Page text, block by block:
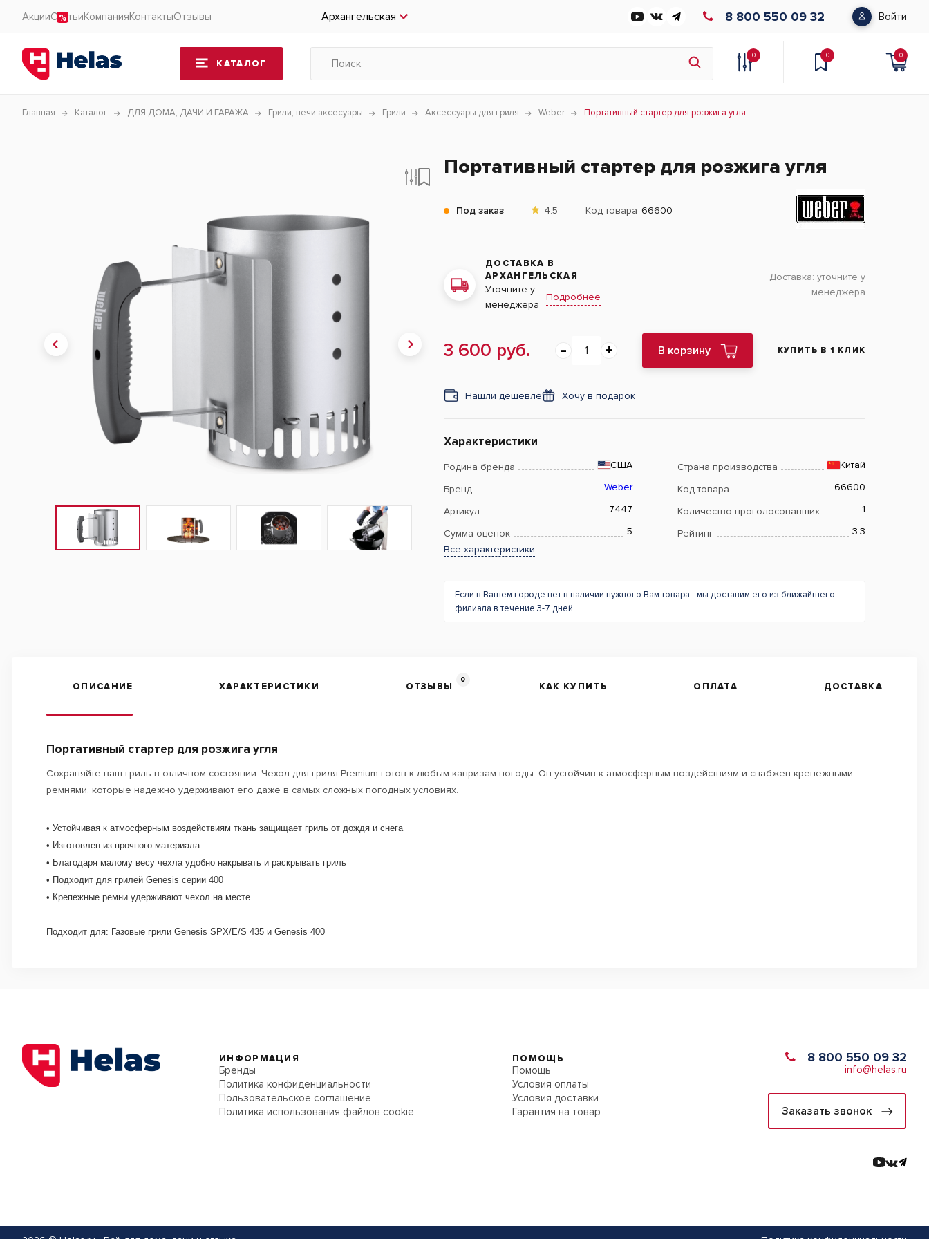
АкцииСтатьиКомпанияКонтактыОтзывы Архангельская 8 800 550 09 32 Войти
КАТАЛОГ
0 0 0
Главная Каталог ДЛЯ ДОМА, ДАЧИ И ГАРАЖА Грили, печи аксесуары Грили Аксессуары для гриля Weber Портативный стартер для розжига угля
Портативный стартер для розжига угля
Под заказ 4.5 Код товара 66600
ДОСТАВКА В
АРХАНГЕЛЬСКАЯ
Уточните у
менеджера
Подробнее
Доставка: уточните у
менеджера
3 600 руб. В корзину КУПИТЬ В 1 КЛИК
Нашли дешевле Хочу в подарок
Характеристики
Родина бренда США Страна производства Китай
Бренд Weber Код товара 66600
Артикул 7447 Количество проголосовавших 1
Сумма оценок 5 Рейтинг
3.3
Все характеристики
Если в Вашем городе нет в наличии нужного Вам товара - мы доставим его из ближайшего
филиала в течение 3-7 дней
ОПИСАНИЕ ХАРАКТЕРИСТИКИ ОТЗЫВЫ
0
КАК КУПИТЬ ОПЛАТА ДОСТАВКА
Портативный стартер для розжига угля
Сохраняйте ваш гриль в отличном состоянии. Чехол для гриля Premium готов к любым капризам погоды. Он устойчив к атмосферным воздействиям и снабжен крепежными
ремнями, которые надежно удерживают его даже в самых сложных погодных условиях.​ ​
• Устойчивая к атмосферным воздействиям ткань защищает гриль от дождя и снега​
• Изготовлен из прочного материала​
• Благодаря малому весу чехла удобно накрывать и раскрывать гриль
• Подходит для грилей Genesis серии 400​
• Крепежные ремни удерживают чехол на месте
Подходит для: Газовые грили Genesis SPX/E/S 435 и Genesis 400
ИНФОРМАЦИЯ
Бренды
Политика конфиденциальности
Пользовательское соглашение
Политика использования файлов cookie
ПОМОЩЬ
Помощь
Условия оплаты
Условия доставки
Гарантия на товар
8 800 550 09 32
info@helas.ru
Заказать звонок